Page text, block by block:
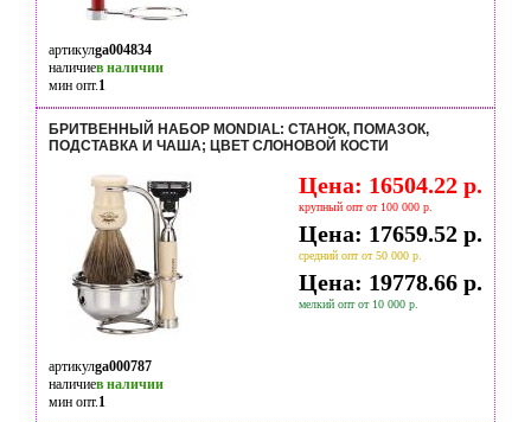
артикулga004834
наличиев наличии
мин опт.1
БРИТВЕННЫЙ НАБОР MONDIAL: СТАНОК, ПОМАЗОК,
ПОДСТАВКА И ЧАША; ЦВЕТ СЛОНОВОЙ КОСТИ
Цена: 16504.22 р.
крупный опт от 100 000 р.
Цена: 17659.52 р.
средний опт от 50 000 р.
Цена: 19778.66 р.
мелкий опт от 10 000 р.
артикулga000787
наличиев наличии
мин опт.1